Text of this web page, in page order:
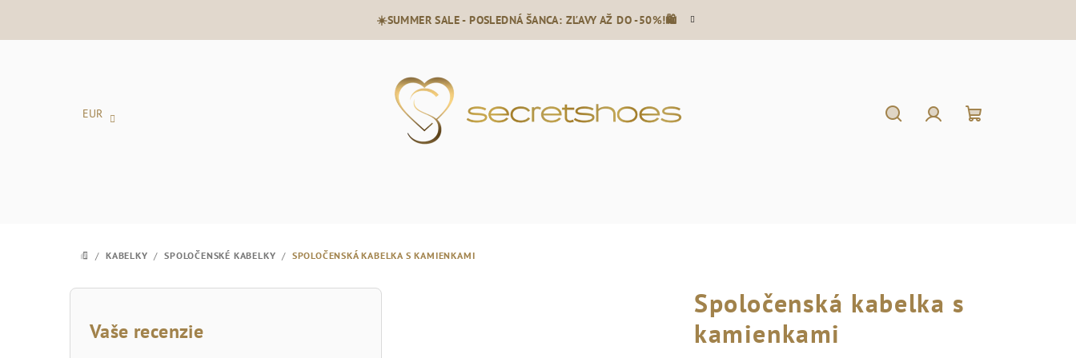
☀️SUMMER SALE - POSLEDNÁ ŠANCA: ZĽAVY AŽ DO -50%!🛍️
EUR
DOMOV
/ KABELKY / SPOLOČENSKÉ KABELKY / SPOLOČENSKÁ KABELKA S KAMIENKAMI
B
Vaše recenzie
Spoločenská kabelka s
kamienkami